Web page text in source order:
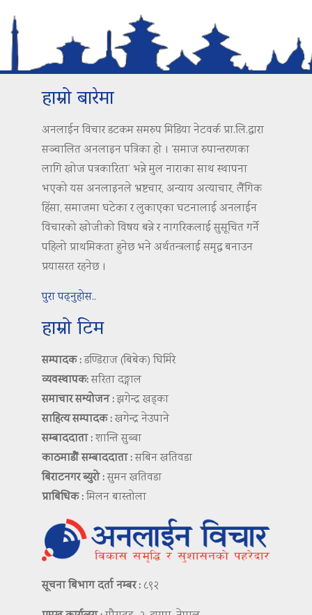
हाम्रो बारेमा
अनलाईन विचार डटकम समरुप मिडिया नेटवर्क प्रा.लि.द्वारा
सञ्चालित अनलाइन पत्रिका हो । ‘समाज रुपान्तरणका
लागि खोज पत्रकारिता’ भन्ने मुल नाराका साथ स्थापना
भएको यस अनलाइनले भ्रष्टचार, अन्याय अत्याचार, लैंगिक
हिंसा, समाजमा घटेका र लुकाएका घटनालाई अनलाईन
विचारको खोजीको विषय बन्ने र नागरिकलाई सुसूचित गर्ने
पहिलो प्राथमिकता हुनेछ भने अर्थतन्त्रलाई समृद्ध बनाउन
प्रयासरत रहनेछ ।
पुरा पढ्नुहोस..
हाम्रो टिम
सम्पादक :डण्डिराज (बिबेक) घिमिरे
व्यवस्थापक:सरिता दङ्गाल
समाचार सम्योजन :झगेन्द्र खड्का
साहित्य सम्पादक :खगेन्द्र नेउपाने
सम्बाददाता :शान्ति सुब्बा
काठमाडौं सम्बाददाता :सबिन खतिवडा
बिराटनगर ब्युरो :सुमन खतिवडा
प्राबिधिक :मिलन बास्तोला
सूचना बिभाग दर्ता नम्बर : ८९२